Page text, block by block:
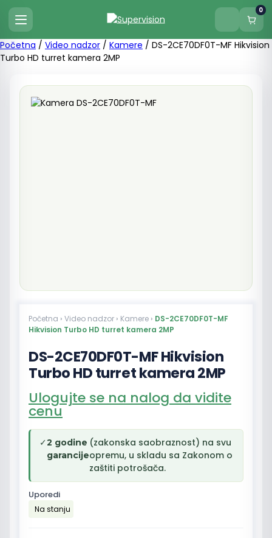
0
Početna / Video nadzor / Kamere / DS-2CE70DF0T-MF Hikvision
Turbo HD turret kamera 2MP
Početna › Video nadzor › Kamere › DS-2CE70DF0T-MF
Hikvision Turbo HD turret kamera 2MP
DS-2CE70DF0T-MF Hikvision
Turbo HD turret kamera 2MP
Ulogujte se na nalog da vidite
cenu
✓2 godine
garancije
(zakonska saobraznost) na svu
opremu, u skladu sa Zakonom o
zaštiti potrošača.
Uporedi
Na stanju